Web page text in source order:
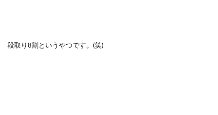
段取り8割というやつです。(笑)